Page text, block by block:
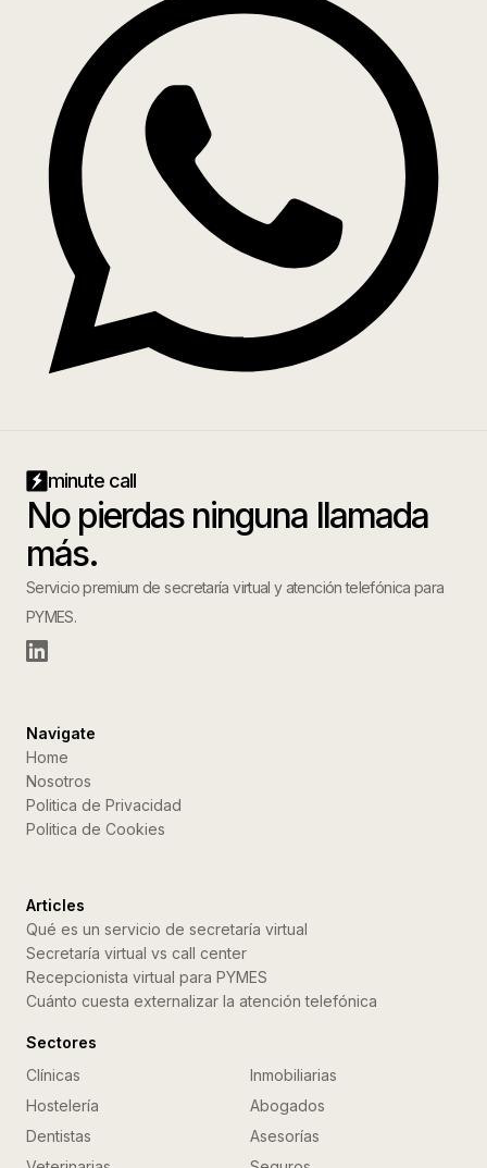
minute call
No pierdas ninguna llamada
más.
Servicio premium de secretaría virtual y atención telefónica para
PYMES.
Navigate
Home
Nosotros
Politica de Privacidad
Politica de Cookies
Articles
Qué es un servicio de secretaría virtual
Secretaría virtual vs call center
Recepcionista virtual para PYMES
Cuánto cuesta externalizar la atención telefónica
Sectores
Clínicas
Inmobiliarias
Hostelería
Abogados
Dentistas
Asesorías